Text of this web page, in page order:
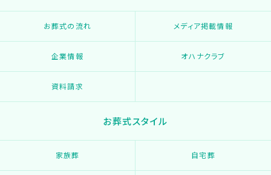
お葬式の流れ メディア掲載情報
企業情報 オハナクラブ
資料請求
お葬式スタイル
家族葬 自宅葬